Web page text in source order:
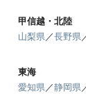
甲信越・北陸
山梨県／長野県
東海
愛知県／静岡県